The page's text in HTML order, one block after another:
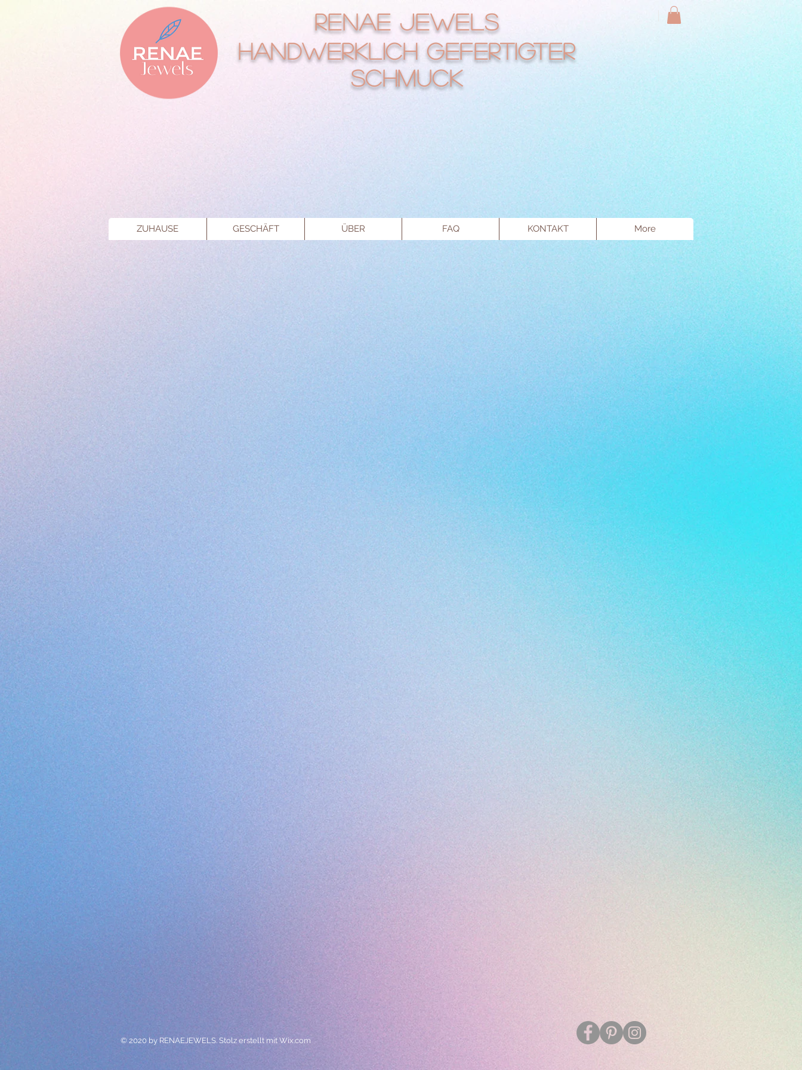
RENAE Jewels
Handwerklich gefertigter
Schmuck
ZUHAUSE GESCHÄFT ÜBER FAQ KONTAKT More
© 2020 by RENAEJEWELS. Stolz erstellt mit Wix.com